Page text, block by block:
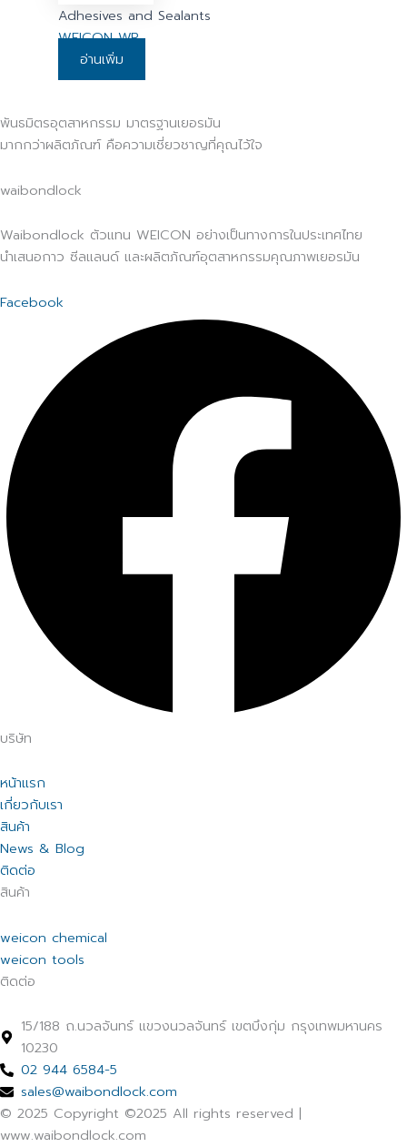
Adhesives and Sealants
WEICON WR
อ่านเพิ่ม
พันธมิตรอุตสาหกรรม มาตรฐานเยอรมัน
มากกว่าผลิตภัณฑ์ คือความเชี่ยวชาญที่คุณไว้ใจ
waibondlock
Waibondlock ตัวแทน WEICON อย่างเป็นทางการในประเทศไทย
นำเสนอกาว ซีลแลนด์ และผลิตภัณฑ์อุตสาหกรรมคุณภาพเยอรมัน
Facebook
บริษัท
หน้าแรก
เกี่ยวกับเรา
สินค้า
News & Blog
ติดต่อ
สินค้า
weicon chemical
weicon tools
ติดต่อ
15/188 ถ.นวลจันทร์ แขวงนวลจันทร์ เขตบึงกุ่ม กรุงเทพมหานคร
10230
02 944 6584-5
sales@waibondlock.com
© 2025 Copyright ©2025 All rights reserved |
www.waibondlock.com